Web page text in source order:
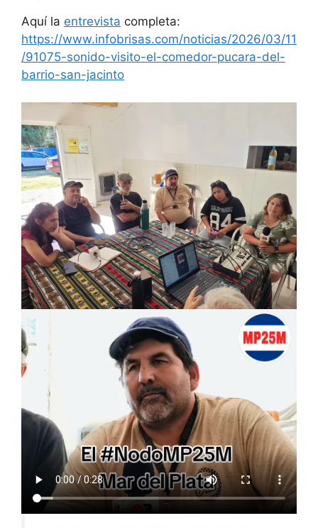
Aquí la entrevista completa:
https://www.infobrisas.com/noticias/2026/03/11
/91075-sonido-visito-el-comedor-pucara-del-
barrio-san-jacinto